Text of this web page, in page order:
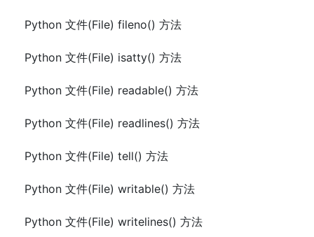
Python 文件(File) fileno() 方法
Python 文件(File) isatty() 方法
Python 文件(File) readable() 方法
Python 文件(File) readlines() 方法
Python 文件(File) tell() 方法
Python 文件(File) writable() 方法
Python 文件(File) writelines() 方法